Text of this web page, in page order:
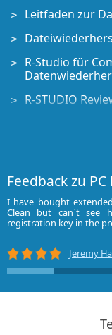
Leitfaden zur
R-Studio für
R-STUDIO
Vorab-
typischen
Notfall-
Emergency
Feedback zu PC
I have bought
Clean but can`t see
registration key in the
Jeremy